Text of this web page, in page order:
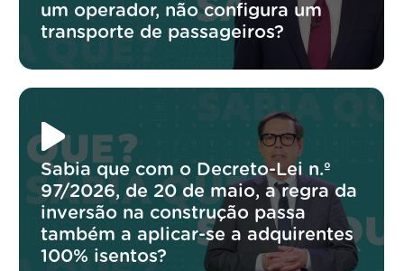
um operador, não configura um
transporte de passageiros?
Sabia que com o Decreto-Lei n.º
97/2026, de 20 de maio, a regra da
inversão na construção passa
também a aplicar-se a adquirentes
100% isentos?